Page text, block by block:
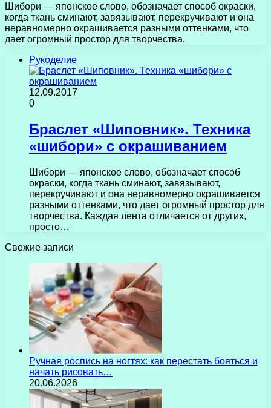
Шибори — японское слово, обозначает способ окраски,
когда ткань сминают, завязывают, перекручивают и она
неравномерно окрашивается разными оттенками, что
дает огромный простор для творчества.
Рукоделие
12.09.2017
0
Браслет «Шиповник». Техника
«шибори» с окрашиванием
Шибори — японское слово, обозначает способ
окраски, когда ткань сминают, завязывают,
перекручивают и она неравномерно окрашивается
разными оттенками, что дает огромный простор для
творчества. Каждая лента отличается от других,
просто…
Свежие записи
Ручная роспись на ногтях: как перестать бояться и
начать рисовать…
20.06.2026